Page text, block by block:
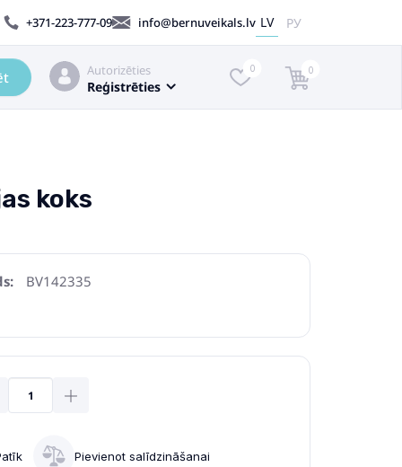
+371-223-777-09 info@bernuveikals.lv LV РУ
Autorizēties
Reģistrēties
0 0
koks
BV142335
Pievienot salīdzināšanai